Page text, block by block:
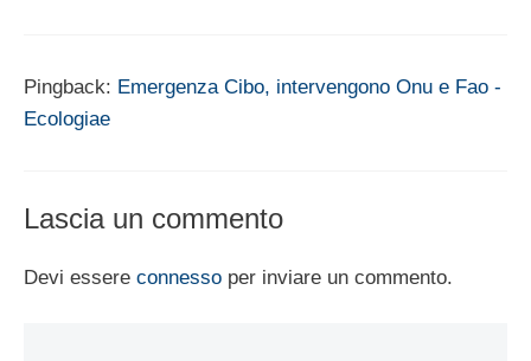
Pingback: Emergenza Cibo, intervengono Onu e Fao -
Ecologiae
Lascia un commento
Devi essere connesso per inviare un commento.